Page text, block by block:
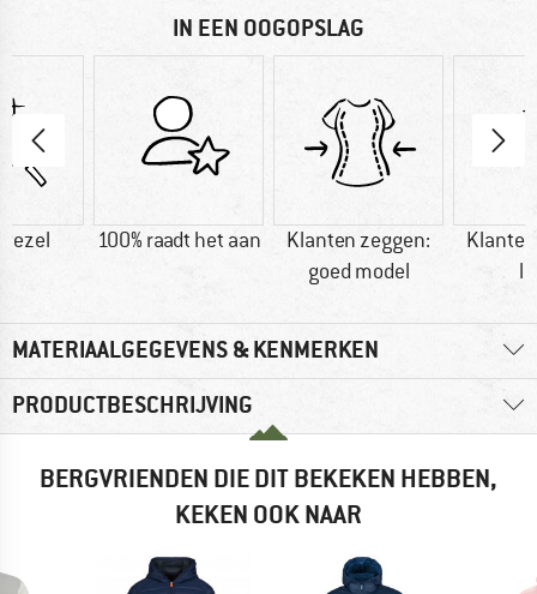
IN EEN OOGOPSLAG
100% raadt het aan
Klanten zeggen:
goed model
MATERIAALGEGEVENS & KENMERKEN
PRODUCTBESCHRIJVING
BERGVRIENDEN DIE DIT BEKEKEN HEBBEN,
KEKEN OOK NAAR